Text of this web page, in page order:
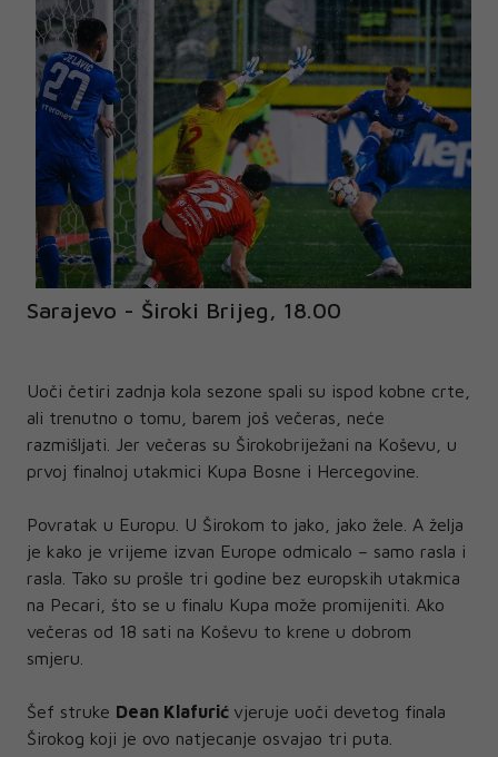
Sarajevo - Široki Brijeg, 18.00
Uoči četiri zadnja kola sezone spali su ispod kobne crte,
ali trenutno o tomu, barem još večeras, neće
razmišljati. Jer večeras su Širokobriježani na Koševu, u
prvoj finalnoj utakmici Kupa Bosne i Hercegovine.
Povratak u Europu. U Širokom to jako, jako žele. A želja
je kako je vrijeme izvan Europe odmicalo – samo rasla i
rasla. Tako su prošle tri godine bez europskih utakmica
na Pecari, što se u finalu Kupa može promijeniti. Ako
večeras od 18 sati na Koševu to krene u dobrom
smjeru.
Šef struke Dean Klafurić vjeruje uoči devetog finala
Širokog koji je ovo natjecanje osvajao tri puta.